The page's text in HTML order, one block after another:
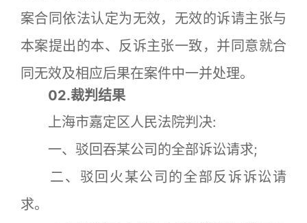
案合同依法认定为无效，无效的诉请主张与
本案提出的本、反诉主张一致，并同意就合
同无效及相应后果在案件中一并处理。
02.裁判结果
上海市嘉定区人民法院判决:
一、驳回吞某公司的全部诉讼请求;
二、驳回火某公司的全部反诉诉讼请
求。